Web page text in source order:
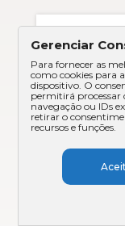
Resenha
339ª
Semana
17/09/2023
STF
incidência
franquia
ADI 4.784/
por maioria,...
Gerenciar
Para fornecer as
como cookies para
dispositivo. O
permitirá
navegação ou IDs
retirar o
recursos e funções.